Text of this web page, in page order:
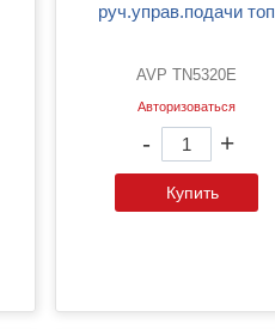
руч.управ.подачи топ
AVP TN5320E
Авторизоваться
- +
Купить